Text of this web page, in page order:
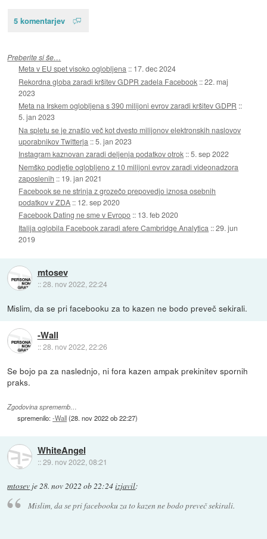
5 komentarjev
Preberite si še…
Meta v EU spet visoko oglobljena :: 17. dec 2024
Rekordna globa zaradi kršitev GDPR zadela Facebook ::22. maj
2023
Meta na Irskem oglobljena s 390 milijoni evrov zaradi kršitev GDPR ::
5. jan 2023
Na spletu se je znašlo več kot dvesto milijonov elektronskih naslovov
uporabnikov Twitterja ::5. jan 2023
Instagram kaznovan zaradi deljenja podatkov otrok ::5. sep 2022
Nemško podjetje oglobljeno z 10 milijoni evrov zaradi videonadzora
zaposlenih :: 19. jan 2021
Facebook se ne strinja z grozečo prepovedjo iznosa osebnih
podatkov v ZDA :: 12. sep 2020
Facebook Dating ne sme v Evropo :: 13. feb 2020
Italija oglobila Facebook zaradi afere Cambridge Analytica ::29. jun
2019
mtosev
::28. nov 2022, 22:24
Mislim, da se pri facebooku za to kazen ne bodo preveč sekirali.
-Wall
::28. nov 2022, 22:26
Se bojo pa za naslednjo, ni fora kazen ampak prekinitev spornih
praks.
Zgodovina sprememb…
spremenilo:-Wall(28. nov 2022 ob 22:27)
WhiteAngel
::29. nov 2022, 08:21
mtosev je28. nov 2022 ob 22:24izjavil:
Mislim, da se pri facebooku za to kazen ne bodo preveč sekirali.